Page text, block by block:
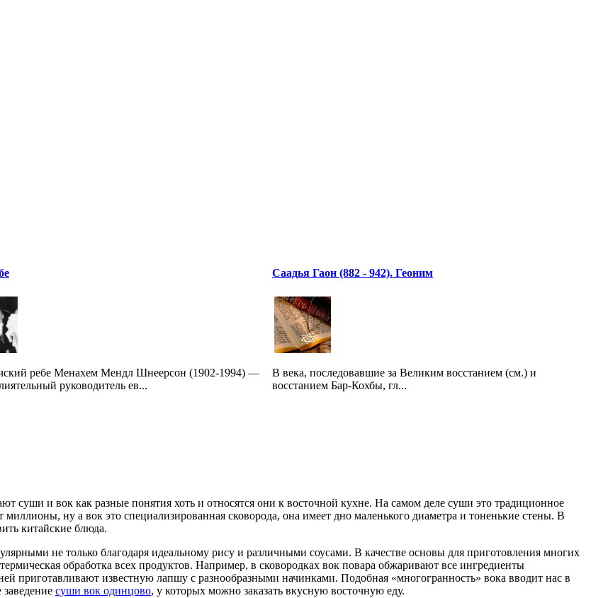
ребе Менахем Мендл Шнеерсон (1902-1994) —
руководитель ев...
Саадья Гаон (882 - 942). Геоним
В века, последовавшие за Великим восстанием (см.) и
восстанием Бар-Кохбы, гл...
суши и вок как разные понятия хоть и относятся они к восточной кухне. На самом деле суши это традиционное
миллионы, ну а вок это специализированная сковорода, она имеет дно маленького диаметра и тоненькие стены. В
китайские блюда.
не только благодаря идеальному рису и различными соусами. В качестве основы для приготовления многих
обработка всех продуктов. Например, в сковородках вок повара обжаривают все ингредиенты
приготавливают известную лапшу с разнообразными начинками. Подобная «многогранность» вока вводит нас в
суши вок одинцово, у которых можно заказать вкусную восточную еду.